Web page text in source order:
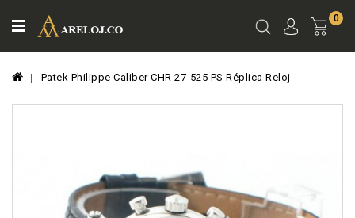
0
Patek Philippe Caliber CHR 27-525 PS Réplica Reloj